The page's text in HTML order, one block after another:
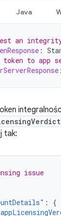
Java
an
:
token to app
:
tak:
issue
:
{